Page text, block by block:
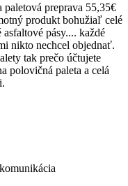
preprava 55,35€
produkt bohužiaľ celé
pásy.... každé
nikto nechcel objednať.
tak prečo účtujete
polovičná paleta a celá